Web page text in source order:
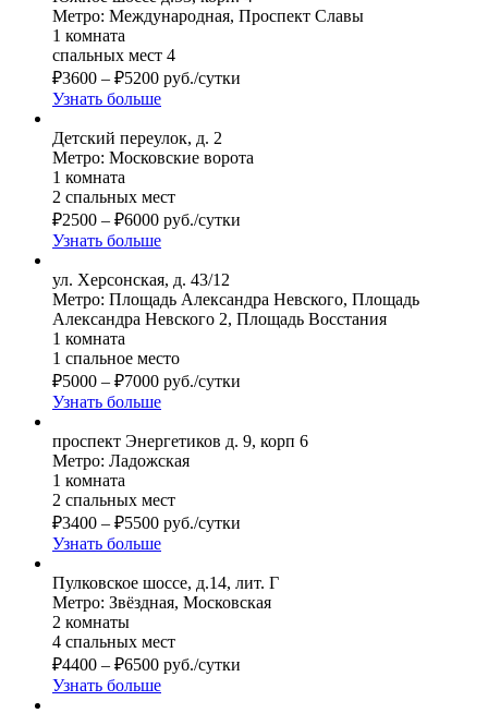
Метро: Международная, Проспект Славы
1 комната
спальных мест 4
₽3600 – ₽5200 руб./сутки
Узнать больше
Детский переулок, д. 2
Метро: Московские ворота
1 комната
2 спальных мест
₽2500 – ₽6000 руб./сутки
Узнать больше
ул. Херсонская, д. 43/12
Метро: Площадь Александра Невского, Площадь
Александра Невского 2, Площадь Восстания
1 комната
1 спальное место
₽5000 – ₽7000 руб./сутки
Узнать больше
проспект Энергетиков д. 9, корп 6
Метро: Ладожская
1 комната
2 спальных мест
₽3400 – ₽5500 руб./сутки
Узнать больше
Пулковское шоссе, д.14, лит. Г
Метро: Звёздная, Московская
2 комнаты
4 спальных мест
₽4400 – ₽6500 руб./сутки
Узнать больше